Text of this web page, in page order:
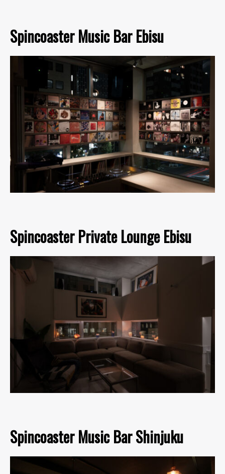
Spincoaster Music Bar Ebisu
Spincoaster Private Lounge Ebisu
Spincoaster Music Bar Shinjuku